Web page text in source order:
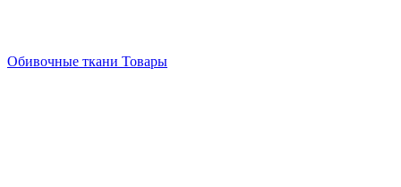
Обивочные ткани Товары